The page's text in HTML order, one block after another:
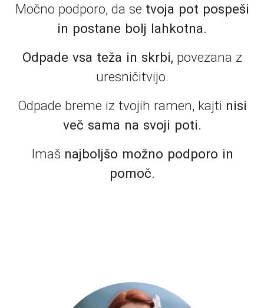
Močno podporo, da se tvoja pot pospeši
in postane bolj lahkotna.
Odpade vsa teža in skrbi, povezana z
uresničitvijo.
Odpade breme iz tvojih ramen, kajti nisi
več sama na svoji poti.
Imaš najboljšo možno podporo in
pomoč.